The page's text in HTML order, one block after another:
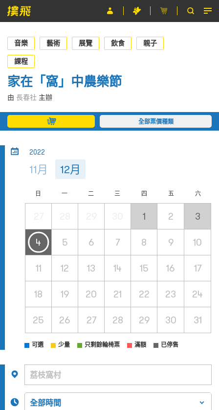
節目
主辦單位
關於撲飛
條款及細則
音樂 藝術 展覽 飲食 親子
課程
家在「窩」中農樂節
由 長春社 主辦
全部票價種類
2022
11月 12月
日 一 二 三 四 五 六
1 2 3
4 5 6 7 8 9 10
11 12 13 14 15 16 17
18 19 20 21 22 23 24
25 26 27 28 29 30 31
可選 少量 只剩餘輪椅票 滿額 已停售